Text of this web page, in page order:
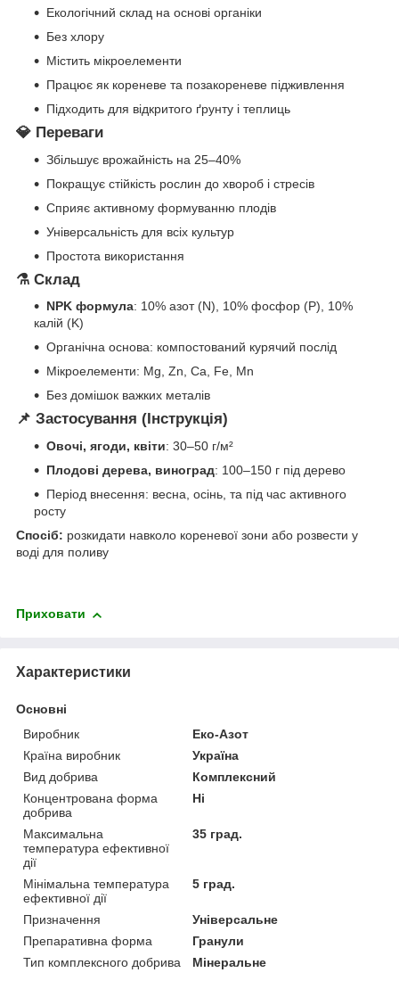
Екологічний склад на основі органіки
Без хлору
Містить мікроелементи
Працює як кореневе та позакореневе підживлення
Підходить для відкритого ґрунту і теплиць
💎 Переваги
Збільшує врожайність на 25–40%
Покращує стійкість рослин до хвороб і стресів
Сприяє активному формуванню плодів
Універсальність для всіх культур
Простота використання
⚗️ Склад
NPK формула: 10% азот (N), 10% фосфор (P), 10%
калій (K)
Органічна основа: компостований курячий послід
Мікроелементи: Mg, Zn, Ca, Fe, Mn
Без домішок важких металів
📌 Застосування (Інструкція)
Овочі, ягоди, квіти: 30–50 г/м²
Плодові дерева, виноград: 100–150 г під дерево
Період внесення: весна, осінь, та під час активного
росту
Спосіб: розкидати навколо кореневої зони або розвести у
воді для поливу
Приховати
Характеристики
Основні
Виробник
Еко-Азот
Країна виробник
Україна
Вид добрива
Комплексний
Концентрована форма
добрива
Ні
Максимальна
температура ефективної
дії
35 град.
Мінімальна температура
ефективної дії
5 град.
Призначення
Універсальне
Препаративна форма
Гранули
Тип комплексного добрива
Мінеральне